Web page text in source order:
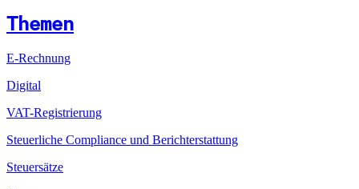
Themen
E-Rechnung
Digital
VAT-Registrierung
Steuerliche Compliance und Berichterstattung
Steuersätze